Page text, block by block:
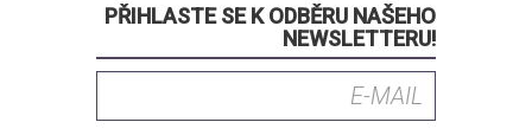
PŘIHLASTE SE K ODBĚRU NAŠEHO
NEWSLETTERU!